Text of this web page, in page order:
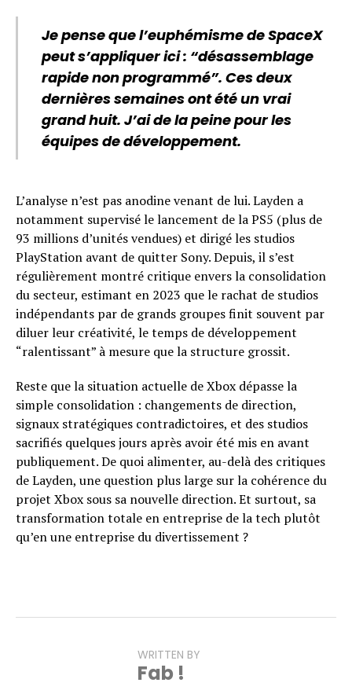
Je pense que l’euphémisme de SpaceX
peut s’appliquer ici : “désassemblage
rapide non programmé”. Ces deux
dernières semaines ont été un vrai
grand huit. J’ai de la peine pour les
équipes de développement.
L’analyse n’est pas anodine venant de lui. Layden a
notamment supervisé le lancement de la PS5 (plus de
93 millions d’unités vendues) et dirigé les studios
PlayStation avant de quitter Sony. Depuis, il s’est
régulièrement montré critique envers la consolidation
du secteur, estimant en 2023 que le rachat de studios
indépendants par de grands groupes finit souvent par
diluer leur créativité, le temps de développement
“ralentissant” à mesure que la structure grossit.
Reste que la situation actuelle de Xbox dépasse la
simple consolidation : changements de direction,
signaux stratégiques contradictoires, et des studios
sacrifiés quelques jours après avoir été mis en avant
publiquement. De quoi alimenter, au-delà des critiques
de Layden, une question plus large sur la cohérence du
projet Xbox sous sa nouvelle direction. Et surtout, sa
transformation totale en entreprise de la tech plutôt
qu’en une entreprise du divertissement ?
WRITTEN BY
Fab !